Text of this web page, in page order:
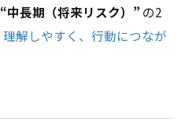
“中長期（将来リスク）” の2
理解しやすく、行動につなが